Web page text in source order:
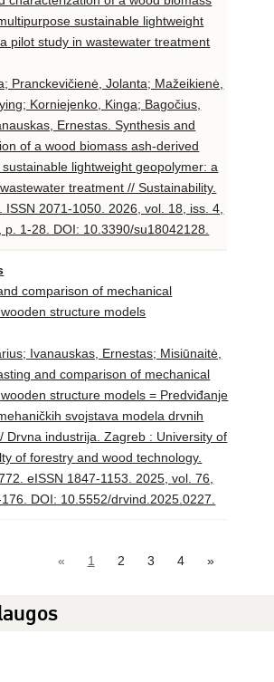
sustainable lightweight
pilot study in wastewater treatment
Pranckevičienė, Jolanta; Mažeikienė,
Korniejenko, Kinga; Bagočius,
Ernestas. Synthesis and
of a wood biomass ash-derived
lightweight geopolymer: a
treatment // Sustainability.
ISSN 2071-1050. 2026, vol. 18, iss. 4,
p. 1-28. DOI: 10.3390/su18042128.
comparison of mechanical
structure models
Ivanauskas, Ernestas; Misiūnaitė,
and comparison of mechanical
structure models = Predviđanje
svojstava modela drvnih
Drvna industrija. Zagreb : University of
of forestry and wood technology.
eISSN 1847-1153. 2025, vol. 76,
DOI: 10.5552/drvind.2025.0227.
« 1 2 3 4 »